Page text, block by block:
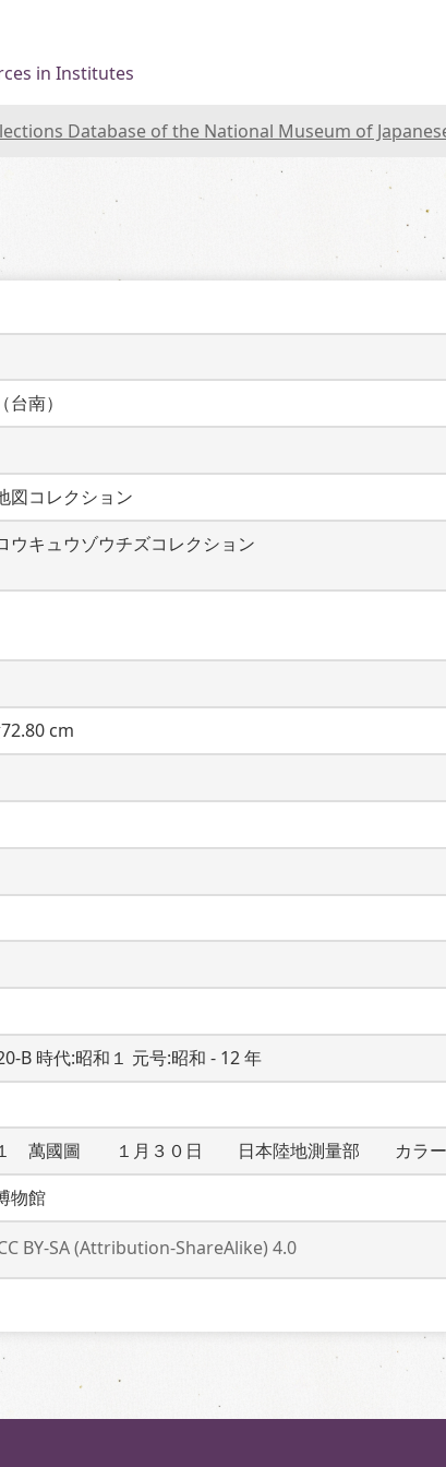
in Institutes
Database of the National Museum of
南）
図コレクション
ウキュウゾウチズコレクション
cm
B 時代:昭和１ 元号:昭和 - 12 年
　萬國圖　　１月３０日　　日本陸地測量部　　カラー
物館
BY-SA (Attribution-ShareAlike) 4.0